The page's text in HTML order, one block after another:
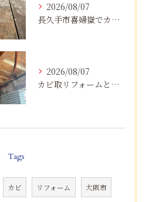
2026/08/07
長久手市喜婦嶽でカビに悩んだら｜住宅の湿気対策とプロによる解決方法
2026/08/07
カビ取リフォームと専門業者を比較！根本解決を選ぶポイント
Tags
カビ リフォーム 大阪市